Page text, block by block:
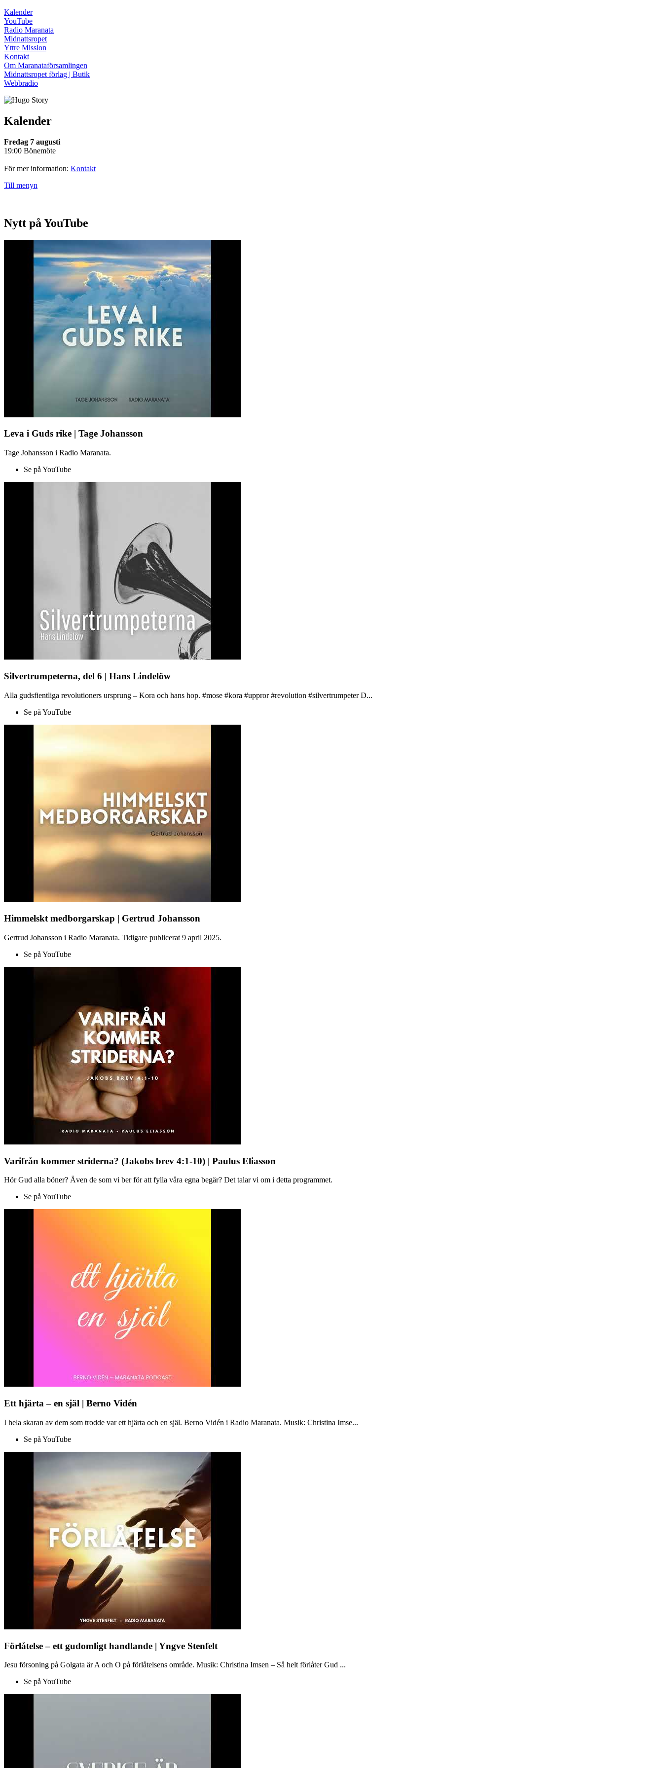
Kalender
YouTube
Radio Maranata
Midnattsropet
Yttre Mission
Kontakt
Om Maranataförsamlingen
Midnattsropet förlag | Butik
Webbradio
Kalender
Fredag 7 augusti
19:00 Bönemöte
För mer information: Kontakt
Till menyn
Nytt på YouTube
Leva i Guds rike | Tage Johansson
Tage Johansson i Radio Maranata.
Se på YouTube
Silvertrumpeterna, del 6 | Hans Lindelöw
Alla gudsfientliga revolutioners ursprung – Kora och hans hop. #mose #kora #uppror #revolution #silvertrumpeter D...
Se på YouTube
Himmelskt medborgarskap | Gertrud Johansson
Gertrud Johansson i Radio Maranata. Tidigare publicerat 9 april 2025.
Se på YouTube
Varifrån kommer striderna? (Jakobs brev 4:1-10) | Paulus Eliasson
Hör Gud alla böner? Även de som vi ber för att fylla våra egna begär? Det talar vi om i detta programmet.
Se på YouTube
Ett hjärta – en själ | Berno Vidén
I hela skaran av dem som trodde var ett hjärta och en själ. Berno Vidén i Radio Maranata. Musik: Christina Imse...
Se på YouTube
Förlåtelse – ett gudomligt handlande | Yngve Stenfelt
Jesu försoning på Golgata är A och O på förlåtelsens område. Musik: Christina Imsen – Så helt förlåter Gud ...
Se på YouTube